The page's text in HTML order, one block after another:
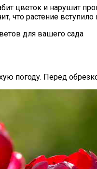
цветок и нарушит
что растение
для вашего сада
погоду. Перед